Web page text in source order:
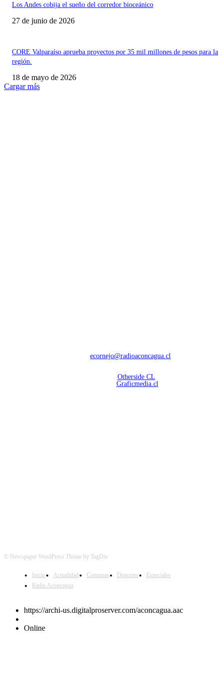
Los Andes cobija el sueño del corredor bioceánico
27 de junio de 2026
CORE Valparaíso aprueba proyectos por 35 mil millones de pesos para la
región.
18 de mayo de 2026
Cargar más
ecornejo@radioaconcagua.cl
Otherside CL
Graficmedia.cl
© Newspaper WordPress Theme by TagDiv
Inicio Actualidad Comunas Deportes
Especiales
Radio Aconcagua
https://archi-us.digitalproserver.com/aconcagua.aac
Online